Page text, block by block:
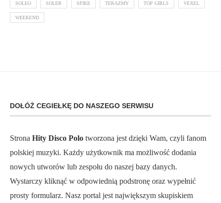
SOLEO SOLER SPIKE TERAZMY TOP GIRLS VEXEL
WEEKEND
DOŁÓŻ CEGIEŁKĘ DO NASZEGO SERWISU
Strona Hity Disco Polo tworzona jest dzięki Wam, czyli fanom
polskiej muzyki. Każdy użytkownik ma możliwość dodania
nowych utworów lub zespołu do naszej bazy danych.
Wystarczy kliknąć w odpowiednią podstronę oraz wypełnić
prosty formularz. Nasz portal jest największym skupiskiem